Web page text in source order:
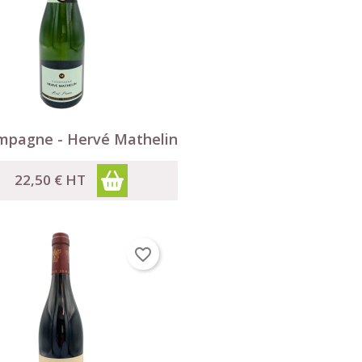
××
- Hervé Mathelin
22,50 € HT
Aperçu rapide
favorite_border